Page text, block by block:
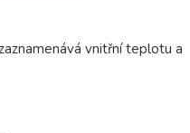
vnitřní teplotu a